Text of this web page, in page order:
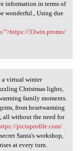
information in terms of
wonderful., Using due
">https://33win.promo/
a
a virtual winter
Christmas lights,
family moments.
from heartwarming
all without the need for
pictaprofile.com/.
Santa's workshop,
at every turn.